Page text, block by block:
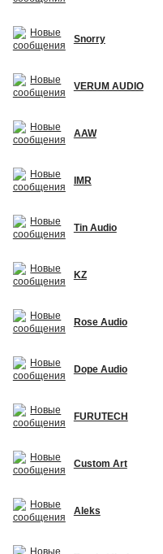
Snorry
VERUM AUDIO
AAW
IMR
Tin Audio
KZ
Rose Audio
Dope Audio
FURUTECH
Custom Art
Aleks